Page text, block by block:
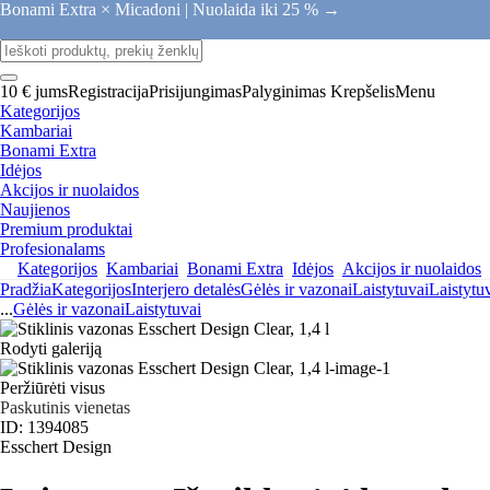
Bonami Extra × Micadoni | Nuolaida iki 25 % →
10 € jumsRegistracijaPrisijungimasPalyginimas KrepšelisMenu
Kategorijos
Kambariai
Bonami Extra
Idėjos
Akcijos ir nuolaidos
Naujienos
Premium produktai
Profesionalams
Kategorijos Kambariai Bonami Extra Idėjos Akcijos ir nuolaidos
PradžiaKategorijosInterjero detalėsGėlės ir vazonaiLaistytuvai
...Gėlės ir vazonaiLaistytuvai
Rodyti galeriją
Peržiūrėti visus
Paskutinis vienetas
ID: 1394085
Esschert Design